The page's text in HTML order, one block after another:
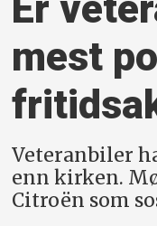
mest
Veteranbiler
enn kirken.
Citroën som